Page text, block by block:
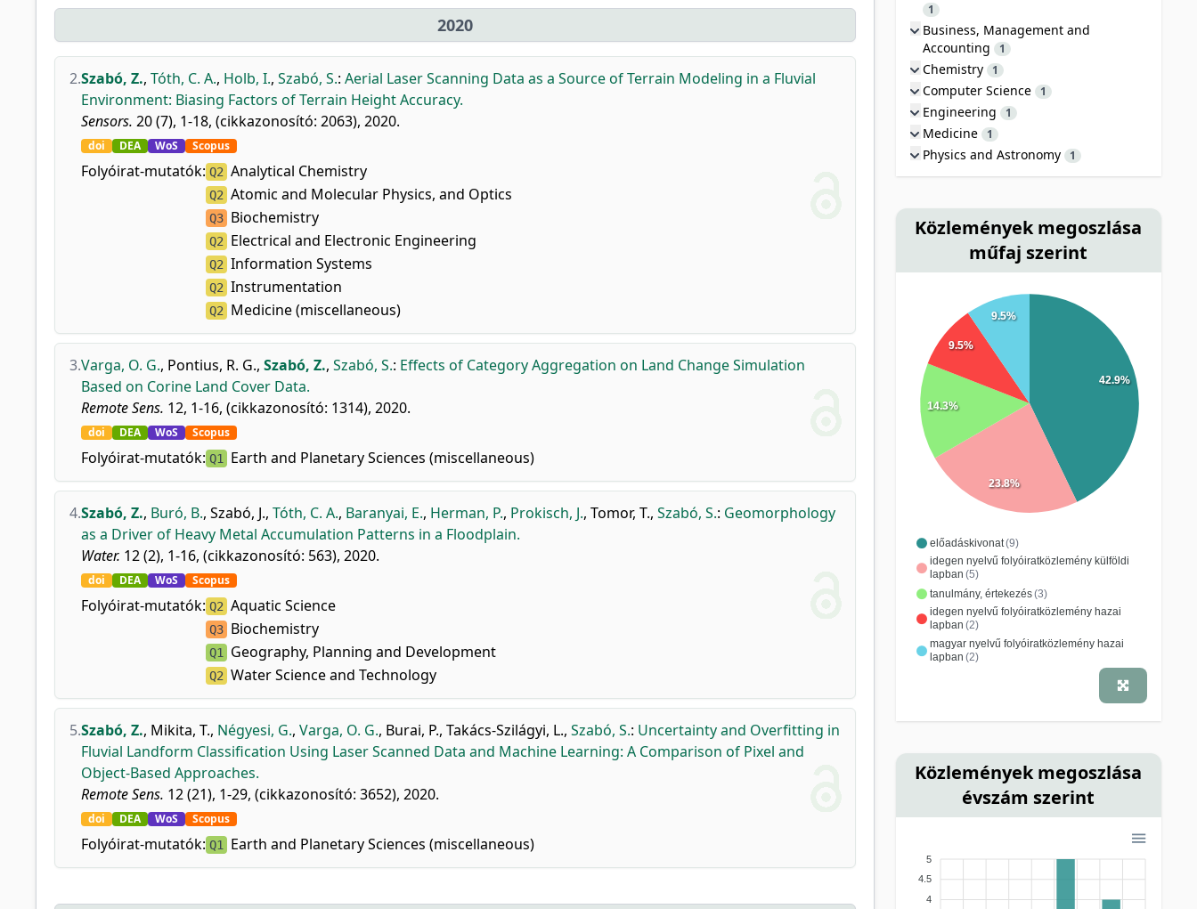
2020
2.Szabó, Z., Tóth, C. A., Holb, I., Szabó, S.: Aerial Laser Scanning Data as a Source of Terrain Modeling in a Fluvial
Environment: Biasing Factors of Terrain Height Accuracy.
Sensors. 20 (7), 1-18, (cikkazonosító: 2063), 2020.
doi DEA WoS Scopus
Folyóirat-mutatók: Q2 Analytical Chemistry
Q2 Atomic and Molecular Physics, and Optics
Q3 Biochemistry
Q2 Electrical and Electronic Engineering
Q2 Information Systems
Q2 Instrumentation
Q2 Medicine (miscellaneous)
3.Varga, O. G., Pontius, R. G., Szabó, Z., Szabó, S.: Effects of Category Aggregation on Land Change Simulation
Based on Corine Land Cover Data.
Remote Sens. 12, 1-16, (cikkazonosító: 1314), 2020.
doi DEA WoS Scopus
Folyóirat-mutatók: Q1 Earth and Planetary Sciences (miscellaneous)
4.Szabó, Z., Buró, B., Szabó, J., Tóth, C. A., Baranyai, E., Herman, P., Prokisch, J., Tomor, T., Szabó, S.: Geomorphology
as a Driver of Heavy Metal Accumulation Patterns in a Floodplain.
Water. 12 (2), 1-16, (cikkazonosító: 563), 2020.
doi DEA WoS Scopus
Folyóirat-mutatók: Q2 Aquatic Science
Q3 Biochemistry
Q1 Geography, Planning and Development
Q2 Water Science and Technology
5.Szabó, Z., Mikita, T., Négyesi, G., Varga, O. G., Burai, P., Takács-Szilágyi, L., Szabó, S.: Uncertainty and Overfitting in
Fluvial Landform Classification Using Laser Scanned Data and Machine Learning: A Comparison of Pixel and
Object-Based Approaches.
Remote Sens. 12 (21), 1-29, (cikkazonosító: 3652), 2020.
doi DEA WoS Scopus
Folyóirat-mutatók: Q1 Earth and Planetary Sciences (miscellaneous)
1
Business, Management and
Accounting
1
Chemistry 1
Computer Science 1
Engineering 1
Medicine 1
Physics and Astronomy 1
Közlemények megoszlása
műfaj szerint
előadáskivonat(9)
idegen nyelvű folyóiratközlemény külföldi
lapban (5)
tanulmány, értekezés(3)
idegen nyelvű folyóiratközlemény hazai
lapban (2)
magyar nyelvű folyóiratközlemény hazai
lapban (2)
42.9%
23.8%
14.3%
9.5%
9.5%
Közlemények megoszlása
évszám szerint
5
4.5
4